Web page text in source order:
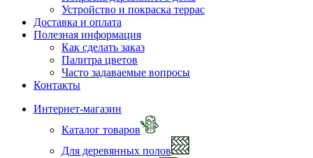
Устройство и покраска террас
Доставка и оплата
Полезная информация
Как сделать заказ
Палитра цветов
Часто задаваемые вопросы
Контакты
Интернет-магазин
Каталог товаров
Для деревянных полов